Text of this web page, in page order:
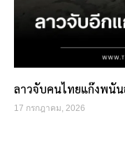
ลาวจับคนไทยแก๊งพนั
17 กรกฎาคม, 2026